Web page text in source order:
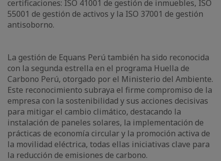
certificaciones: ISO 41001 de gestión de inmuebles, ISO
55001 de gestión de activos y la ISO 37001 de gestión
antisoborno.
La gestión de Equans Perú también ha sido reconocida
con la segunda estrella en el programa Huella de
Carbono Perú, otorgado por el Ministerio del Ambiente.
Este reconocimiento subraya el firme compromiso de la
empresa con la sostenibilidad y sus acciones decisivas
para mitigar el cambio climático, destacando la
instalación de paneles solares, la implementación de
prácticas de economía circular y la promoción activa de
la movilidad eléctrica, todas ellas iniciativas clave para
la reducción de emisiones de carbono.